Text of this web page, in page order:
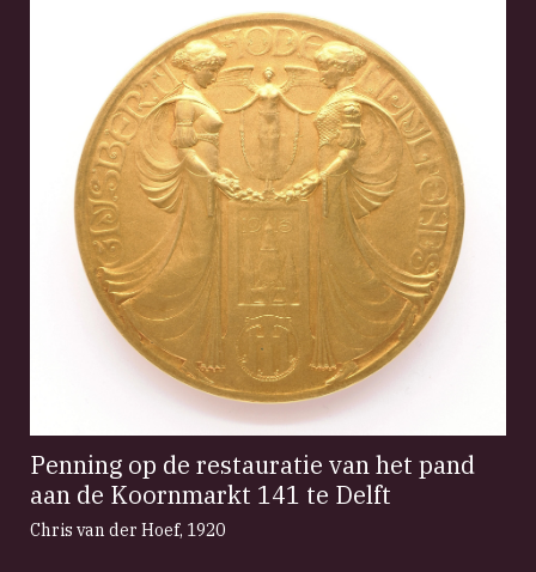
Penning op de restauratie van het pand
aan de Koornmarkt 141 te Delft
Chris van der Hoef, 1920